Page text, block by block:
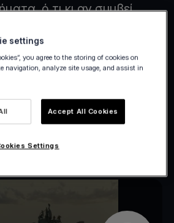
ό,τι κι αν συμβεί.
settings
you agree to the storing of cookies on
navigation, analyze site usage, and assist in
Accept All Cookies
Settings